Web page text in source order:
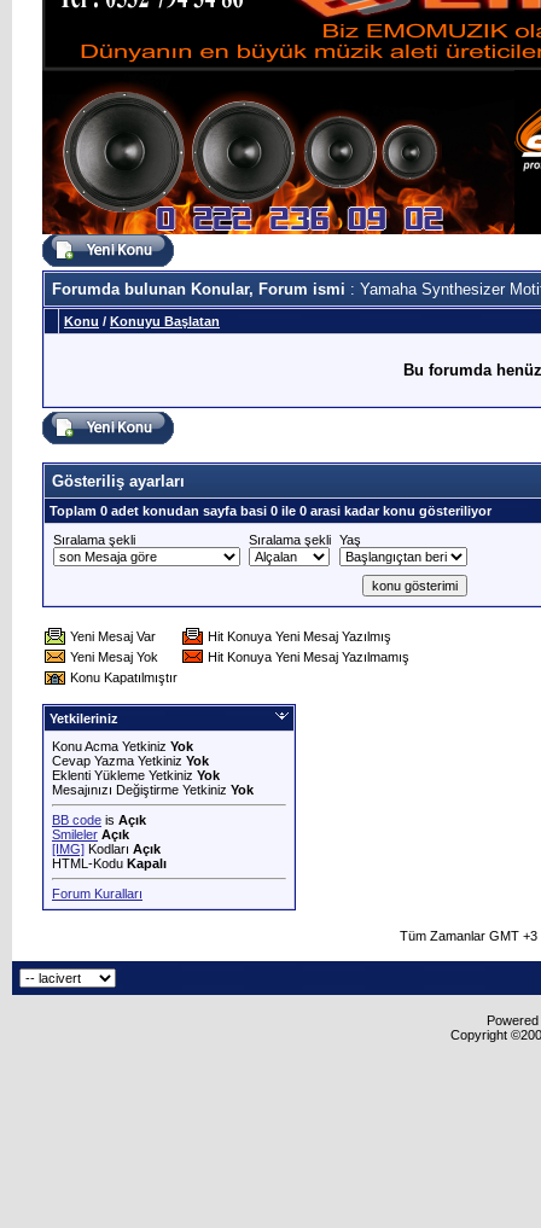
Forumda bulunan Konular, Forum ismi : Yamaha Synthesizer
Konu / Konuyu Başlatan
Bu forumda
Gösteriliş ayarları
Toplam 0 adet konudan sayfa basi 0 ile 0 arasi kadar konu gösteriliyor
Sıralama şekli
Sıralama şekli Yaş
Yeni Mesaj Var
Hit Konuya Yeni Mesaj Yazılmış
Yeni Mesaj Yok
Hit Konuya Yeni Mesaj Yazılmamış
Konu Kapatılmıştır
Yetkileriniz
Konu Acma Yetkiniz Yok
Cevap Yazma Yetkiniz Yok
Eklenti Yükleme Yetkiniz Yok
Mesajınızı Değiştirme Yetkiniz Yok
BB code is Açık
Smileler Açık
[IMG] Kodları Açık
HTML-Kodu Kapalı
Forum Kuralları
Tüm Zamanlar GMT
Copyright